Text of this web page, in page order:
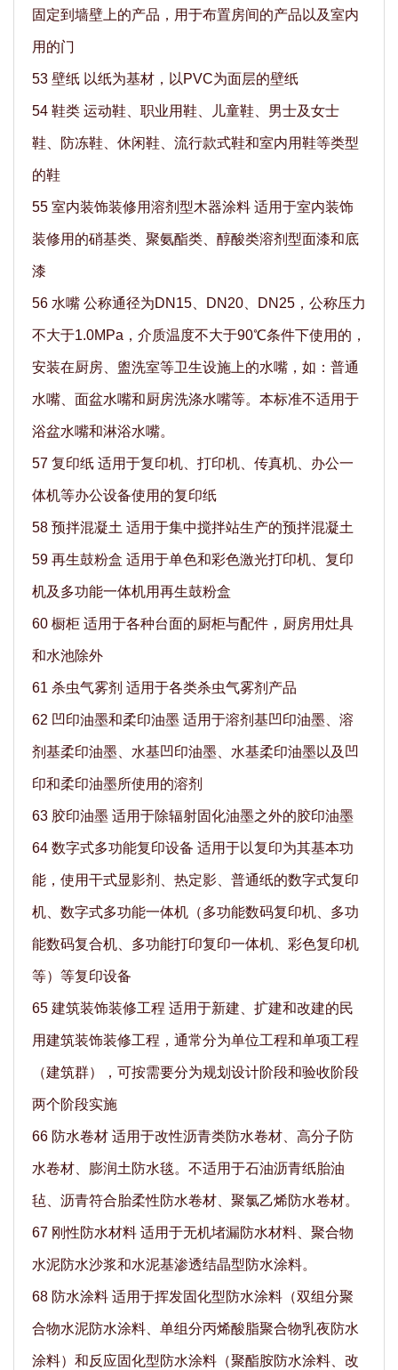
固定到墙壁上的产品，用于布置房间的产品以及室内
用的门
53 壁纸 以纸为基材，以PVC为面层的壁纸
54 鞋类 运动鞋、职业用鞋、儿童鞋、男士及女士
鞋、防冻鞋、休闲鞋、流行款式鞋和室内用鞋等类型
的鞋
55 室内装饰装修用溶剂型木器涂料 适用于室内装饰
装修用的硝基类、聚氨酯类、醇酸类溶剂型面漆和底
漆
56 水嘴 公称通径为DN15、DN20、DN25，公称压力
不大于1.0MPa，介质温度不大于90℃条件下使用的，
安装在厨房、盥洗室等卫生设施上的水嘴，如：普通
水嘴、面盆水嘴和厨房洗涤水嘴等。本标准不适用于
浴盆水嘴和淋浴水嘴。
57 复印纸 适用于复印机、打印机、传真机、办公一
体机等办公设备使用的复印纸
58 预拌混凝土 适用于集中搅拌站生产的预拌混凝土
59 再生鼓粉盒 适用于单色和彩色激光打印机、复印
机及多功能一体机用再生鼓粉盒
60 橱柜 适用于各种台面的厨柜与配件，厨房用灶具
和水池除外
61 杀虫气雾剂 适用于各类杀虫气雾剂产品
62 凹印油墨和柔印油墨 适用于溶剂基凹印油墨、溶
剂基柔印油墨、水基凹印油墨、水基柔印油墨以及凹
印和柔印油墨所使用的溶剂
63 胶印油墨 适用于除辐射固化油墨之外的胶印油墨
64 数字式多功能复印设备 适用于以复印为其基本功
能，使用干式显影剂、热定影、普通纸的数字式复印
机、数字式多功能一体机（多功能数码复印机、多功
能数码复合机、多功能打印复印一体机、彩色复印机
等）等复印设备
65 建筑装饰装修工程 适用于新建、扩建和改建的民
用建筑装饰装修工程，通常分为单位工程和单项工程
（建筑群），可按需要分为规划设计阶段和验收阶段
两个阶段实施
66 防水卷材 适用于改性沥青类防水卷材、高分子防
水卷材、膨润土防水毯。不适用于石油沥青纸胎油
毡、沥青符合胎柔性防水卷材、聚氯乙烯防水卷材。
67 刚性防水材料 适用于无机堵漏防水材料、聚合物
水泥防水沙浆和水泥基渗透结晶型防水涂料。
68 防水涂料 适用于挥发固化型防水涂料（双组分聚
合物水泥防水涂料、单组分丙烯酸脂聚合物乳夜防水
涂料）和反应固化型防水涂料（聚酯胺防水涂料、改